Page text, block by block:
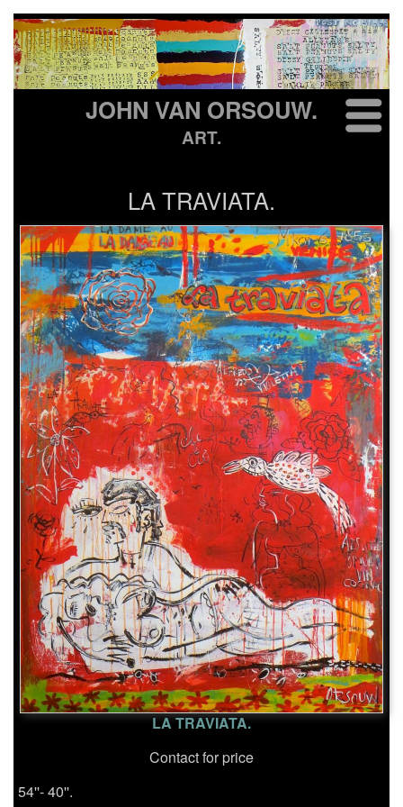
JOHN VAN ORSOUW.
ART.
LA TRAVIATA.
LA TRAVIATA.
Contact for price
54''- 40''.